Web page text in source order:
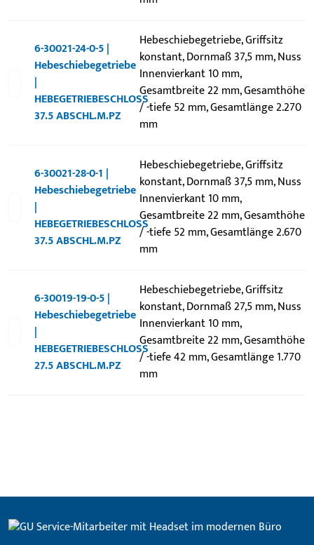
6-30021-24-0-5 |
Hebeschiebegetriebe
|
HEBEGETRIEBESCHLOSS
37.5 ABSCHL.M.PZ
Hebeschiebegetriebe, Griffsitz
konstant, Dornmaß 37,5 mm, Nuss
Innenvierkant 10 mm,
Gesamtbreite 22 mm, Gesamthöhe
/ -tiefe 52 mm, Gesamtlänge 2.270
mm
6-30021-28-0-1 |
Hebeschiebegetriebe
|
HEBEGETRIEBESCHLOSS
37.5 ABSCHL.M.PZ
Hebeschiebegetriebe, Griffsitz
konstant, Dornmaß 37,5 mm, Nuss
Innenvierkant 10 mm,
Gesamtbreite 22 mm, Gesamthöhe
/ -tiefe 52 mm, Gesamtlänge 2.670
mm
6-30019-19-0-5 |
Hebeschiebegetriebe
|
HEBEGETRIEBESCHLOSS
27.5 ABSCHL.M.PZ
Hebeschiebegetriebe, Griffsitz
konstant, Dornmaß 27,5 mm, Nuss
Innenvierkant 10 mm,
Gesamtbreite 22 mm, Gesamthöhe
/ -tiefe 42 mm, Gesamtlänge 1.770
mm